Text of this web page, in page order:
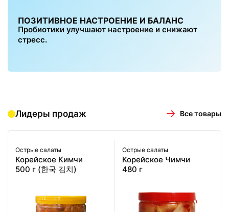
ПОЗИТИВНОЕ НАСТРОЕНИЕ И БАЛАНС
Пробиотики улучшают настроение и снижают
стресс.
Лидеры продаж Все товары
Острые салаты
Корейское Кимчи
500 г (한국 김치)
Острые салаты
Корейское Чимчи
480 г